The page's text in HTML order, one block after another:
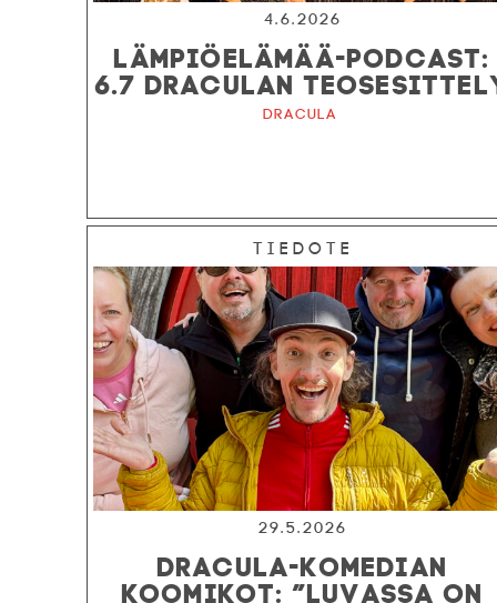
4.6.2026
LÄMPIÖELÄMÄÄ-PODCAST:
6.7 DRACULAN
Dracula
Tiedote
29.5.2026
DRACULA-KOMEDIAN
KOOMIKOT: ”LUVASSA ON